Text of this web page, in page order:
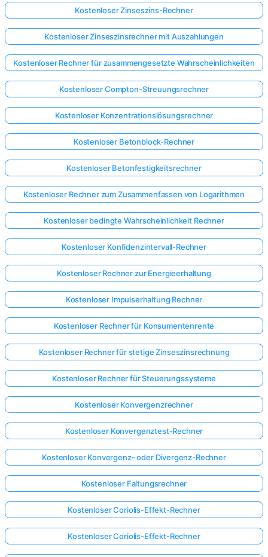
Kostenloser Zinseszins-Rechner
Kostenloser Zinseszinsrechner mit Auszahlungen
Kostenloser Rechner für zusammengesetzte Wahrscheinlichkeiten
Kostenloser Compton-Streuungsrechner
Kostenloser Konzentrationslösungsrechner
Kostenloser Betonblock-Rechner
Kostenloser Betonfestigkeitsrechner
Kostenloser Rechner zum Zusammenfassen von Logarithmen
Kostenloser bedingte Wahrscheinlichkeit Rechner
Kostenloser Konfidenzintervall-Rechner
Kostenloser Rechner zur Energieerhaltung
Kostenloser Impulserhaltung Rechner
Kostenloser Rechner für Konsumentenrente
Kostenloser Rechner für stetige Zinseszinsrechnung
Kostenloser Rechner für Steuerungssysteme
Kostenloser Konvergenzrechner
Kostenloser Konvergenztest-Rechner
Kostenloser Konvergenz- oder Divergenz-Rechner
Kostenloser Faltungsrechner
Kostenloser Coriolis-Effekt-Rechner
Kostenloser Coriolis-Effekt-Rechner